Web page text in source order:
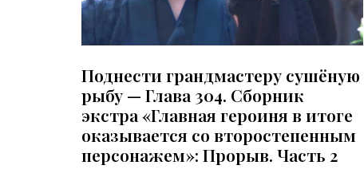
Поднести грандмастеру сушёную
рыбу — Глава 304. Сборник
экстра «Главная героиня в итоге
оказывается со второстепенным
персонажем»: Прорыв. Часть 2